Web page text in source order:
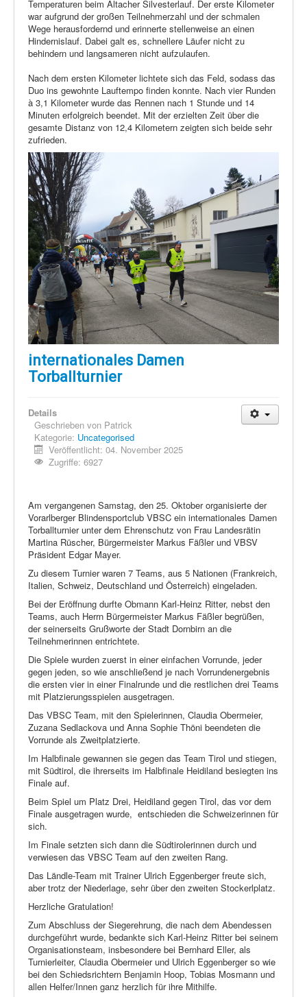
Temperaturen beim Altacher Silvesterlauf. Der erste Kilometer
war aufgrund der großen Teilnehmerzahl und der schmalen
Wege herausfordernd und erinnerte stellenweise an einen
Hindernislauf. Dabei galt es, schnellere Läufer nicht zu
behindern und langsameren nicht aufzulaufen.
Nach dem ersten Kilometer lichtete sich das Feld, sodass das
Duo ins gewohnte Lauftempo finden konnte. Nach vier Runden
à 3,1 Kilometer wurde das Rennen nach 1 Stunde und 14
Minuten erfolgreich beendet. Mit der erzielten Zeit über die
gesamte Distanz von 12,4 Kilometern zeigten sich beide sehr
zufrieden.
internationales Damen
Torballturnier
Details
Geschrieben von Patrick
Kategorie: Uncategorised
Veröffentlicht: 04. November 2025
Zugriffe: 6927
Am vergangenen Samstag, den 25. Oktober organisierte der
Vorarlberger Blindensportclub VBSC ein internationales Damen
Torballturnier unter dem Ehrenschutz von Frau Landesrätin
Martina Rüscher, Bürgermeister Markus Fäßler und VBSV
Präsident Edgar Mayer.
Zu diesem Turnier waren 7 Teams, aus 5 Nationen (Frankreich,
Italien, Schweiz, Deutschland und Österreich) eingeladen.
Bei der Eröffnung durfte Obmann Karl-Heinz Ritter, nebst den
Teams, auch Herrn Bürgermeister Markus Fäßler begrüßen,
der seinerseits Grußworte der Stadt Dornbirn an die
Teilnehmerinnen entrichtete.
Die Spiele wurden zuerst in einer einfachen Vorrunde, jeder
gegen jeden, so wie anschließend je nach Vorrundenergebnis
die ersten vier in einer Finalrunde und die restlichen drei Teams
mit Platzierungsspielen ausgetragen.
Das VBSC Team, mit den Spielerinnen, Claudia Obermeier,
Zuzana Sedlackova und Anna Sophie Thöni beendeten die
Vorrunde als Zweitplatzierte.
Im Halbfinale gewannen sie gegen das Team Tirol und stiegen,
mit Südtirol, die ihrerseits im Halbfinale Heidiland besiegten ins
Finale auf.
Beim Spiel um Platz Drei, Heidiland gegen Tirol, das vor dem
Finale ausgetragen wurde, entschieden die Schweizerinnen für
sich.
Im Finale setzten sich dann die Südtirolerinnen durch und
verwiesen das VBSC Team auf den zweiten Rang.
Das Ländle-Team mit Trainer Ulrich Eggenberger freute sich,
aber trotz der Niederlage, sehr über den zweiten Stockerlplatz.
Herzliche Gratulation!
Zum Abschluss der Siegerehrung, die nach dem Abendessen
durchgeführt wurde, bedankte sich Karl-Heinz Ritter bei seinem
Organisationsteam, insbesondere bei Bernhard Eller, als
Turnierleiter, Claudia Obermeier und Ulrich Eggenberger so wie
bei den Schiedsrichtern Benjamin Hoop, Tobias Mosmann und
allen Helfer/Innen ganz herzlich für ihre Mithilfe.